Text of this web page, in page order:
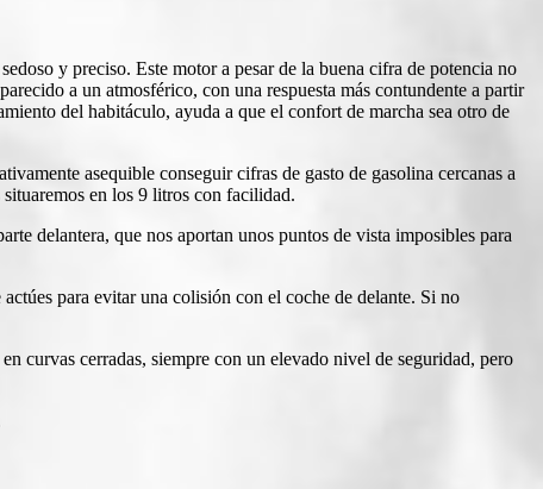
y preciso. Este motor a pesar de la buena cifra de potencia no
a un atmosférico, con una respuesta más contundente a partir
del habitáculo, ayuda a que el confort de marcha sea otro de
asequible conseguir cifras de gasto de gasolina cercanas a
en los 9 litros con facilidad.
delantera, que nos aportan unos puntos de vista imposibles para
para evitar una colisión con el coche de delante. Si no
curvas cerradas, siempre con un elevado nivel de seguridad, pero